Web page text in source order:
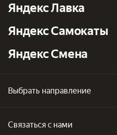
Яндекс Лавка
Яндекс Самокаты
Яндекс Смена
Выбрать направление
Связаться с нами